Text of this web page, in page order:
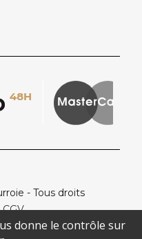
- Tous droits
CGV
donne le contrôle sur